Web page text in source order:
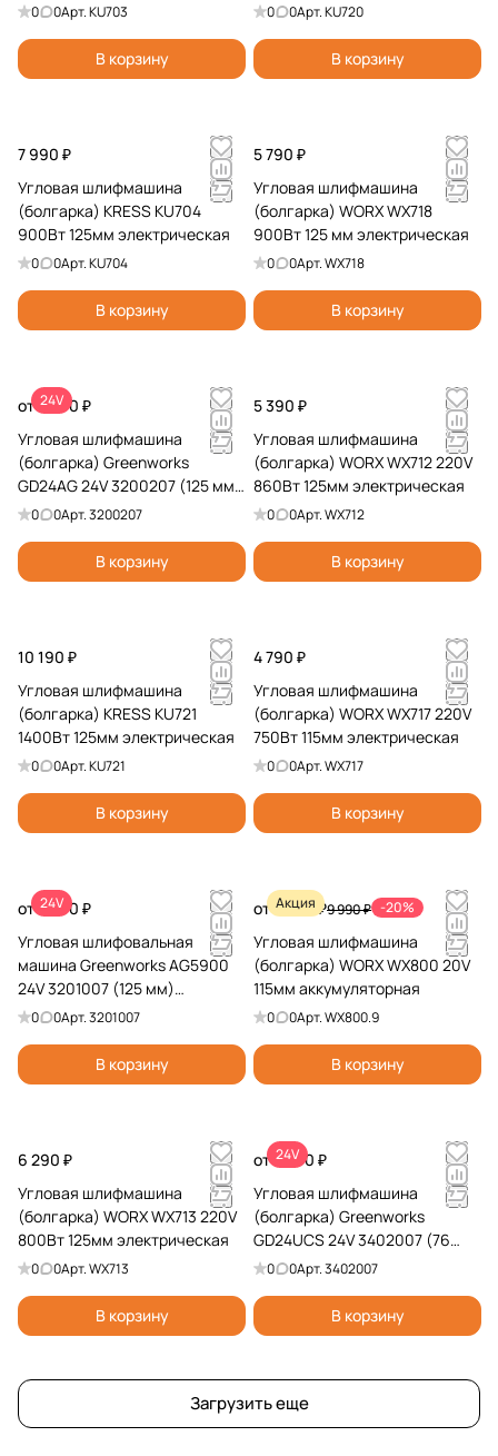
0 0Арт.KU703
В корзину
0 0Арт.KU720
В корзину
7 990 ₽
Угловая шлифмашина
(болгарка) KRESS KU704
900Вт 125мм электрическая
0 0Арт.KU704
В корзину
5 790 ₽
Угловая шлифмашина
(болгарка) WORX WX718
900Вт 125 мм электрическая
0 0Арт.WX718
В корзину
24V
от 7 990 ₽
Угловая шлифмашина
(болгарка) Greenworks
GD24AG 24V 3200207 (125 мм)
бесщеточная аккумуляторная
0 0Арт.3200207
В корзину
5 390 ₽
Угловая шлифмашина
(болгарка) WORX WX712 220V
860Вт 125мм электрическая
0 0Арт.WX712
В корзину
10 190 ₽
Угловая шлифмашина
(болгарка) KRESS KU721
1400Вт 125мм электрическая
0 0Арт.KU721
В корзину
4 790 ₽
Угловая шлифмашина
(болгарка) WORX WX717 220V
750Вт 115мм электрическая
0 0Арт.WX717
В корзину
24V
от 8 490 ₽
Угловая шлифовальная
машина Greenworks AG5900
24V 3201007 (125 мм)
аккумуляторная
0 0Арт.3201007
В корзину
Акция
от 7 990 ₽9 990 ₽ -20%
Угловая шлифмашина
(болгарка) WORX WX800 20V
115мм аккумуляторная
0 0Арт.WX800.9
В корзину
6 290 ₽
Угловая шлифмашина
(болгарка) WORX WX713 220V
800Вт 125мм электрическая
0 0Арт.WX713
В корзину
24V
от 7 990 ₽
Угловая шлифмашина
(болгарка) Greenworks
GD24UCS 24V 3402007 (76
мм) бесщеточная
0 0Арт.3402007
В корзину
Загрузить еще